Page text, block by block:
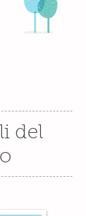
del